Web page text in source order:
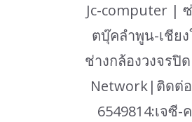
Jc-computer |
ตบุ๊คลำพูน-เชีย
ช่างกล้องวงจรปิ
Network|ติดต่อ
6549814:เจซี-